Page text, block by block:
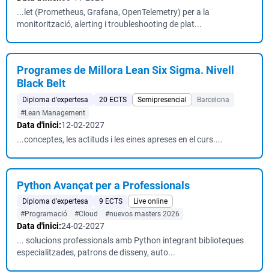
...let (Prometheus, Grafana, OpenTelemetry) per a la
monitorització, alerting i troubleshooting de plat...
Programes de Millora Lean Six Sigma. Nivell
Black Belt
Diploma d'expertesa 20 ECTS Semipresencial
Barcelona
#Lean Management
Data d'inici:12-02-2027
...conceptes, les actituds i les eines apreses en el curs....
Python Avançat per a Professionals
Diploma d'expertesa 9 ECTS
Live online
#Programació
#Cloud #nuevos masters 2026
Data d'inici:24-02-2027
... solucions professionals amb Python integrant biblioteques
especialitzades, patrons de disseny, auto...